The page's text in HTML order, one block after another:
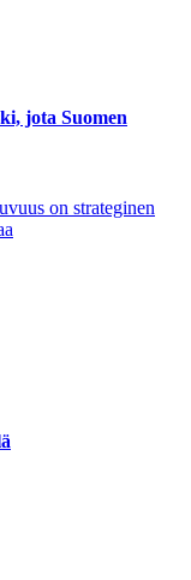
jota Suomen
on strateginen